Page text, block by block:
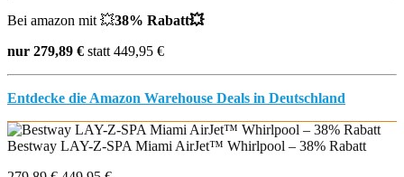
Bei amazon mit 💥38% Rabatt💥
nur 279,89 € statt 449,95 €
Entdecke die Amazon Warehouse Deals in Deutschland
Bestway LAY-Z-SPA Miami AirJet™ Whirlpool – 38% Rabatt